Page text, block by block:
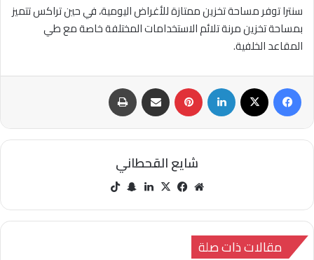
سنترا توفر مساحة تخزين ممتازة للأغراض اليومية، في حين تراكس تتميز
بمساحة تخزين مرنة تلائم الاستخدامات المختلفة خاصة مع طي
المقاعد الخلفية.
فيسبوك ‫X لينكدإن بينتيريست مشاركة عبر البريد طباعة
شايع القحطاني
مو
الوي
في
وك
‫X لينك سنا
تشا
مقالات ذات صلة